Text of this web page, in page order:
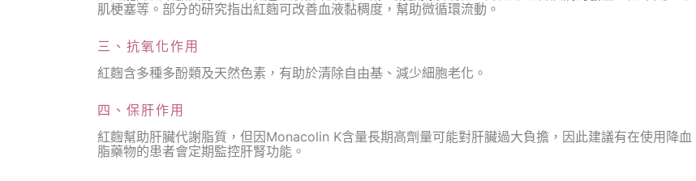
肌梗塞等。部分的研究指出紅麴可改善血液黏稠度，幫助微循環流動。
三、抗氧化作用
紅麴含多種多酚類及天然色素，有助於清除自由基、減少細胞老化。
四、保肝作用
紅麴幫助肝臟代謝脂質，但因Monacolin K含量長期高劑量可能對肝臟過大負擔，因此建議有在使用降血
脂藥物的患者會定期監控肝腎功能。